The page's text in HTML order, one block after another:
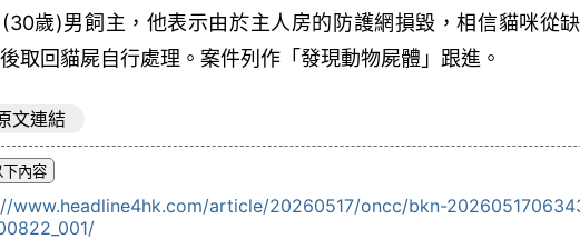
歲)男飼主，他表示由於主人房的防護網損毀，相信貓咪從
取回貓屍自行處理。案件列作「發現動物屍體」跟進。
文連結
www.headline4hk.com/article/20260517/oncc/bkn-